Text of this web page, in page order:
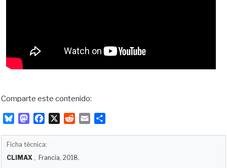
Comparte este contenido:
u
s
M
o
b
X
i
Ficha técnica:
CLIMAX , Francia, 2018.